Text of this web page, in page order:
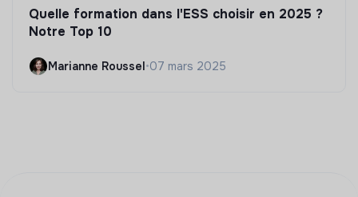
Quelle formation dans l'ESS choisir en 2025 ?
Notre Top 10
Marianne Roussel•07 mars 2025